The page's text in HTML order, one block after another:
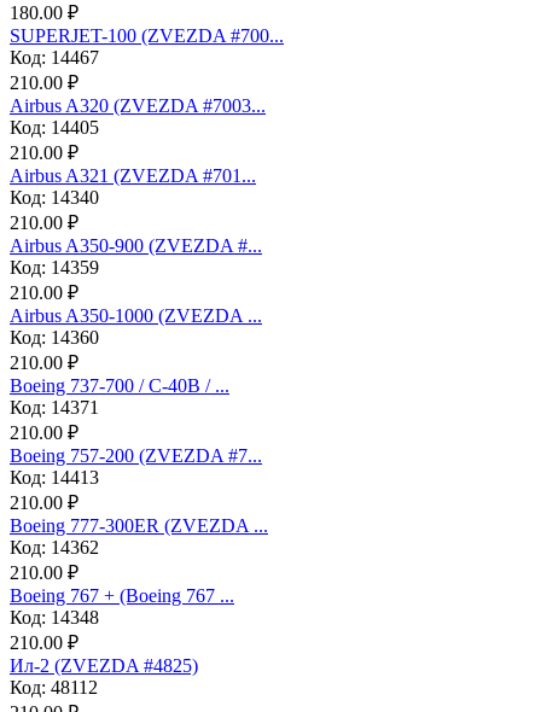
180.00 ₽
SUPERJET-100 (ZVEZDA #700...
Код: 14467
210.00 ₽
Аirbus A320 (ZVEZDA #7003...
Код: 14405
210.00 ₽
Аirbus A321 (ZVEZDA #701...
Код: 14340
210.00 ₽
Airbus A350-900 (ZVEZDA #...
Код: 14359
210.00 ₽
Airbus A350-1000 (ZVEZDA ...
Код: 14360
210.00 ₽
Boeing 737-700 / C-40B / ...
Код: 14371
210.00 ₽
Boeing 757-200 (ZVEZDA #7...
Код: 14413
210.00 ₽
Boeing 777-300ER (ZVEZDA ...
Код: 14362
210.00 ₽
Boeing 767 + (Boeing 767 ...
Код: 14348
210.00 ₽
Ил-2 (ZVEZDA #4825)
Код: 48112